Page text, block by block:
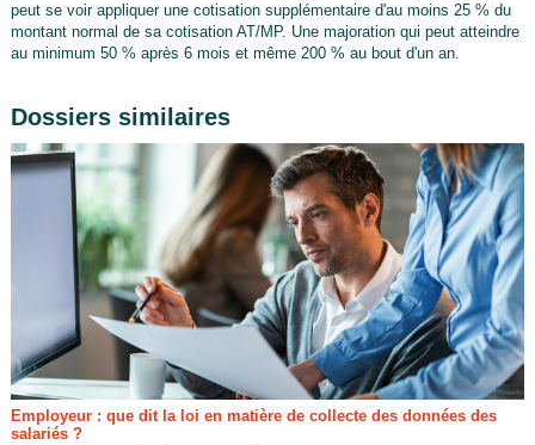
peut se voir appliquer une cotisation supplémentaire d'au moins 25 % du
montant normal de sa cotisation AT/MP. Une majoration qui peut atteindre
au minimum 50 % après 6 mois et même 200 % au bout d'un an.
Dossiers similaires
Employeur : que dit la loi en matière de collecte des données des
salariés ?